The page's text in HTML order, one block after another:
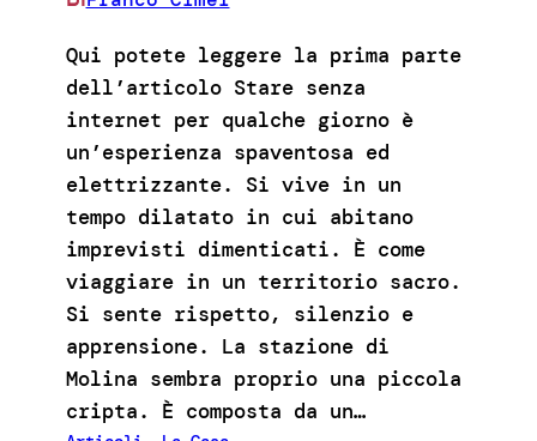
Qui potete leggere la prima parte
dell’articolo Stare senza
internet per qualche giorno è
un’esperienza spaventosa ed
elettrizzante. Si vive in un
tempo dilatato in cui abitano
imprevisti dimenticati. È come
viaggiare in un territorio sacro.
Si sente rispetto, silenzio e
apprensione. La stazione di
Molina sembra proprio una piccola
cripta. È composta da un…